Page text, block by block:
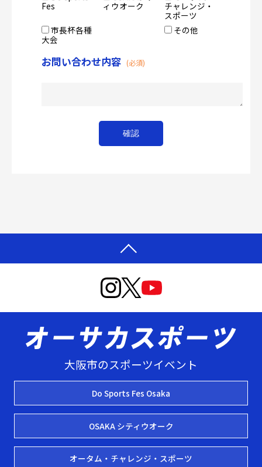
Fes
ィウオーク
チャレンジ・
スポーツ
市長杯各種
大会
その他
お問い合わせ内容 (必須)
大阪市のスポーツイベント
Do Sports Fes Osaka
OSAKA シティウオーク
オータム・チャレンジ・スポーツ